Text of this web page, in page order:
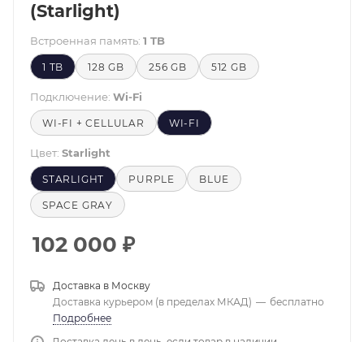
(Starlight)
Встроенная память: 1 TB
1 TB 128 GB 256 GB 512 GB
Подключение: Wi-Fi
WI-FI + CELLULAR WI-FI
Цвет: Starlight
STARLIGHT PURPLE BLUE
SPACE GRAY
102 000 ₽
Доставка в Москву
Доставка курьером (в пределах МКАД) — бесплатно
Подробнее